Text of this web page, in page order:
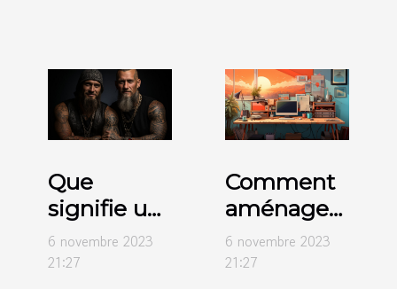
Que
signifie un
tatouage
tête-de-
6 novembre 2023
21:27
Comment
aménager
votre
espace de
6 novembre 2023
21:27